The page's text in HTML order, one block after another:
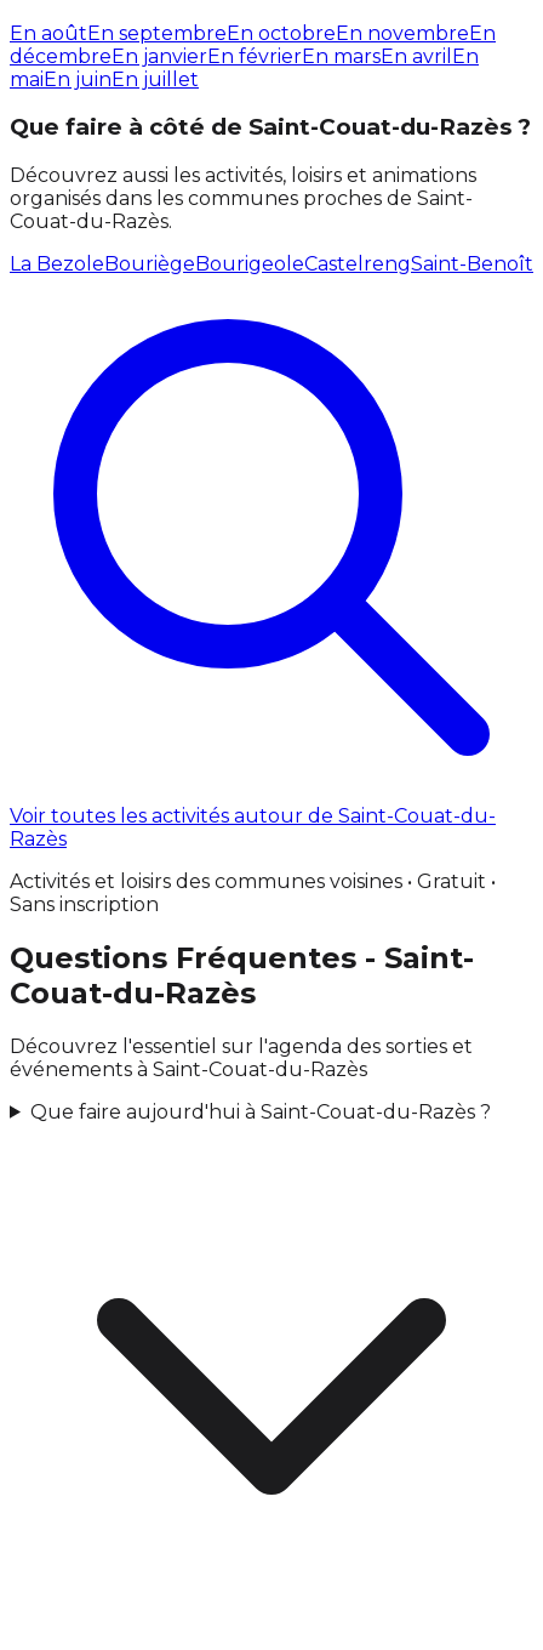
En aoûtEn septembreEn octobreEn novembreEn
décembreEn janvierEn févrierEn marsEn avril En
maiEn juinEn juillet
Que faire à côté de Saint-Couat-du-Razès ?
Découvrez aussi les activités, loisirs et animations
organisés dans les communes proches de Saint-
Couat-du-Razès.
La BezoleBouriègeBourigeoleCastelrengSaint-Benoît
Voir toutes les activités autour de Saint-Couat-du-
Razès
Activités et loisirs des communes voisines • Gratuit •
Sans inscription
Questions Fréquentes - Saint-
Couat-du-Razès
Découvrez l'essentiel sur l'agenda des sorties et
événements à Saint-Couat-du-Razès
Que faire aujourd'hui à Saint-Couat-du-Razès ?